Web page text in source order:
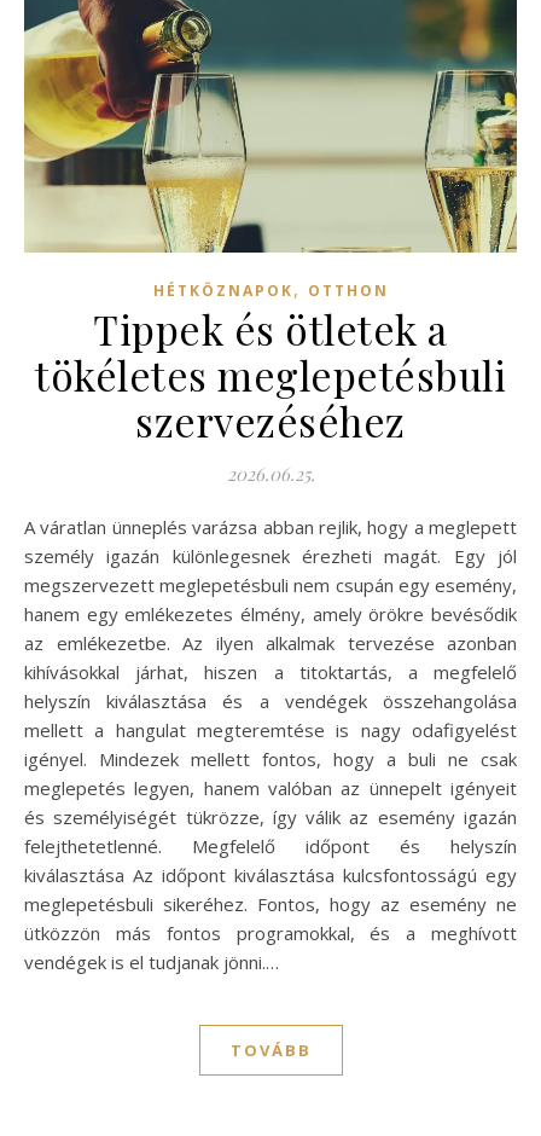
HÉTKÖZNAPOK, OTTHON
Tippek és ötletek a
tökéletes meglepetésbuli
szervezéséhez
2026.06.25.
A váratlan ünneplés varázsa abban rejlik, hogy a meglepett
személy igazán különlegesnek érezheti magát. Egy jól
megszervezett meglepetésbuli nem csupán egy esemény,
hanem egy emlékezetes élmény, amely örökre bevésődik
az emlékezetbe. Az ilyen alkalmak tervezése azonban
kihívásokkal járhat, hiszen a titoktartás, a megfelelő
helyszín kiválasztása és a vendégek összehangolása
mellett a hangulat megteremtése is nagy odafigyelést
igényel. Mindezek mellett fontos, hogy a buli ne csak
meglepetés legyen, hanem valóban az ünnepelt igényeit
és személyiségét tükrözze, így válik az esemény igazán
felejthetetlenné. Megfelelő időpont és helyszín
kiválasztása Az időpont kiválasztása kulcsfontosságú egy
meglepetésbuli sikeréhez. Fontos, hogy az esemény ne
ütközzön más fontos programokkal, és a meghívott
vendégek is el tudjanak jönni.…
TOVÁBB